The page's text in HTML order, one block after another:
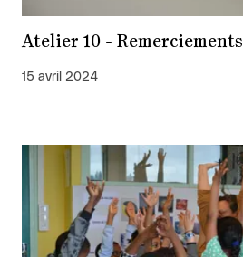
Atelier 10 - Remerciements
15 avril 2024